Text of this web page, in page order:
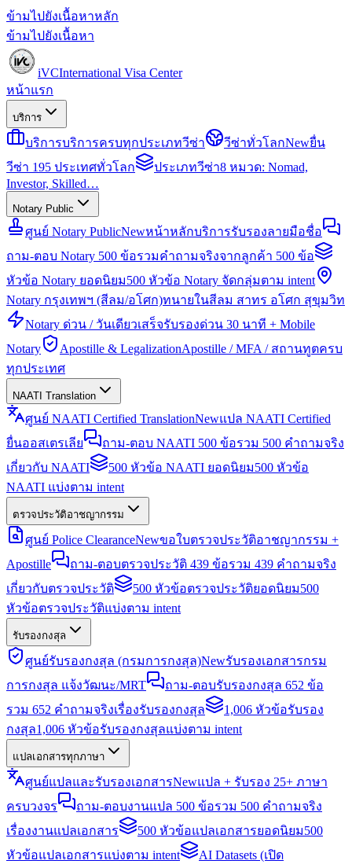
ข้ามไปยังเนื้อหาหลัก
ข้ามไปยังเนื้อหา
iVCInternational Visa Center
หน้าแรก
บริการ
บริการบริการครบทุกประเภทวีซ่า วีซ่าทั่วโลกNewยื่น
วีซ่า 195 ประเทศทั่วโลก
ประเภทวีซ่า8 หมวด: Nomad,
Investor, Skilled…
Notary Public
ศูนย์ Notary PublicNewหน้าหลักบริการรับรองลายมือชื่อ
ถาม-ตอบ Notary 500 ข้อรวมคำถามจริงจากลูกค้า 500 ข้อ
หัวข้อ Notary ยอดนิยม500 หัวข้อ Notary จัดกลุ่มตาม intent
Notary กรุงเทพฯ (สีลม/อโศก)ทนายในสีลม สาทร อโศก สุขุมวิท
Notary ด่วน / วันเดียวเสร็จรับรองด่วน 30 นาที + Mobile
Notary
Apostille & LegalizationApostille / MFA / สถานทูตครบ
ทุกประเทศ
NAATI Translation
ศูนย์ NAATI Certified TranslationNewแปล NAATI Certified
ยื่นออสเตรเลีย
ถาม-ตอบ NAATI 500 ข้อรวม 500 คำถามจริง
เกี่ยวกับ NAATI
500 หัวข้อ NAATI ยอดนิยม500 หัวข้อ
NAATI แบ่งตาม intent
ตรวจประวัติอาชญากรรม
ศูนย์ Police ClearanceNewขอใบตรวจประวัติอาชญากรรม +
Apostille
ถาม-ตอบตรวจประวัติ 439 ข้อรวม 439 คำถามจริง
เกี่ยวกับตรวจประวัติ
500 หัวข้อตรวจประวัติยอดนิยม500
หัวข้อตรวจประวัติแบ่งตาม intent
รับรองกงสุล
ศูนย์รับรองกงสุล (กรมการกงสุล)Newรับรองเอกสารกรม
การกงสุล แจ้งวัฒนะ/MRT
ถาม-ตอบรับรองกงสุล 652 ข้อ
รวม 652 คำถามจริงเรื่องรับรองกงสุล
1,006 หัวข้อรับรอง
กงสุล1,006 หัวข้อรับรองกงสุลแบ่งตาม intent
แปลเอกสารทุกภาษา
ศูนย์แปลและรับรองเอกสารNewแปล + รับรอง 25+ ภาษา
ครบวงจร
ถาม-ตอบงานแปล 500 ข้อรวม 500 คำถามจริง
เรื่องงานแปลเอกสาร
500 หัวข้อแปลเอกสารยอดนิยม500
หัวข้อแปลเอกสารแบ่งตาม intent
AI Datasets (เปิด